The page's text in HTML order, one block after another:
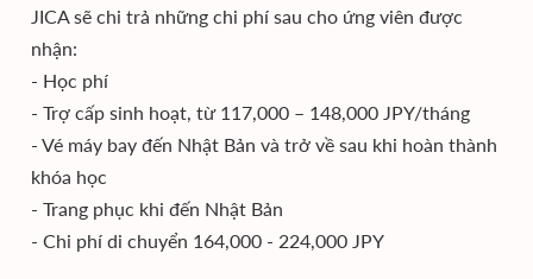
JICA sẽ chi trả những chi phí sau cho ứng viên được
nhận:
- Học phí
- Trợ cấp sinh hoạt, từ 117,000 – 148,000 JPY/tháng
- Vé máy bay đến Nhật Bản và trở về sau khi hoàn thành
khóa học
- Trang phục khi đến Nhật Bản
- Chi phí di chuyển 164,000 - 224,000 JPY